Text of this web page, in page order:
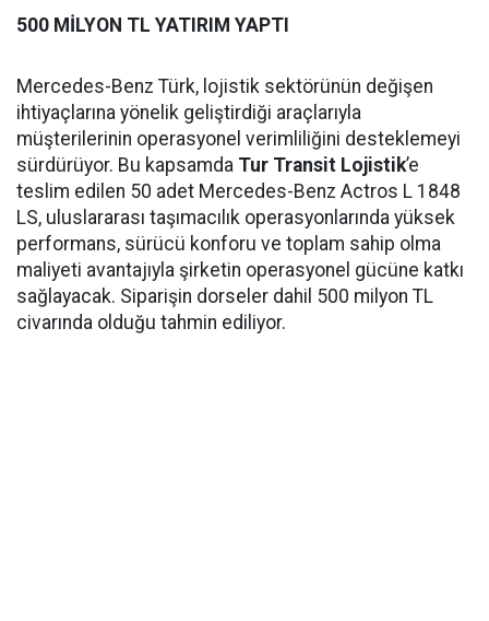
500 MİLYON TL YATIRIM YAPTI
Mercedes-Benz Türk, lojistik sektörünün değişen
ihtiyaçlarına yönelik geliştirdiği araçlarıyla
müşterilerinin operasyonel verimliliğini desteklemeyi
sürdürüyor. Bu kapsamda Tur Transit Lojistik’e
teslim edilen 50 adet Mercedes-Benz Actros L 1848
LS, uluslararası taşımacılık operasyonlarında yüksek
performans, sürücü konforu ve toplam sahip olma
maliyeti avantajıyla şirketin operasyonel gücüne katkı
sağlayacak. Siparişin dorseler dahil 500 milyon TL
civarında olduğu tahmin ediliyor.